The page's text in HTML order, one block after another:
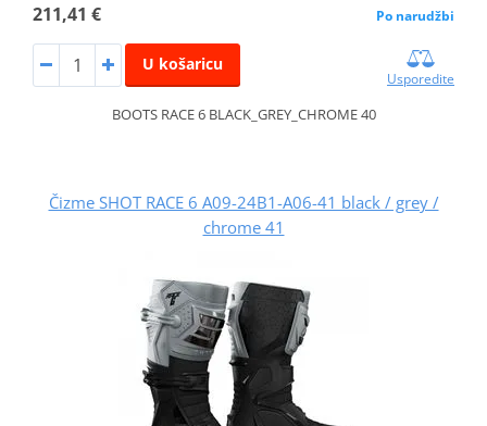
211,41 € Po narudžbi
U košaricu
Usporedite
BOOTS RACE 6 BLACK_GREY_CHROME 40
Čizme SHOT RACE 6 A09-24B1-A06-41 black / grey /
chrome 41